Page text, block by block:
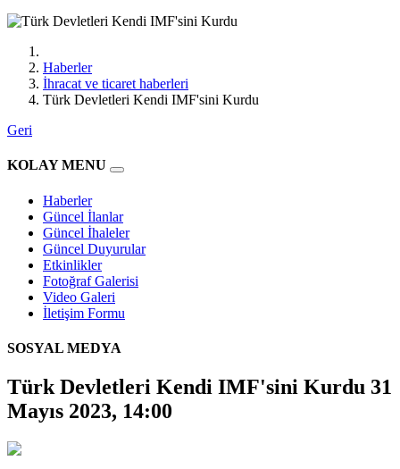
Haberler
İhracat ve ticaret haberleri
Türk Devletleri Kendi IMF'sini Kurdu
Geri
KOLAY MENU
Haberler
Güncel İlanlar
Güncel İhaleler
Güncel Duyurular
Etkinlikler
Fotoğraf Galerisi
Video Galeri
İletişim Formu
SOSYAL MEDYA
Türk Devletleri Kendi IMF'sini Kurdu 31
Mayıs 2023, 14:00